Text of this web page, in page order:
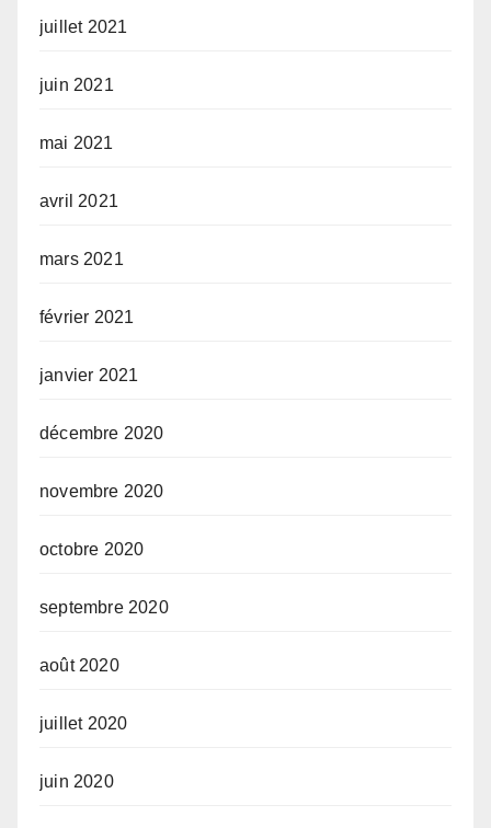
juillet 2021
juin 2021
mai 2021
avril 2021
mars 2021
février 2021
janvier 2021
décembre 2020
novembre 2020
octobre 2020
septembre 2020
août 2020
juillet 2020
juin 2020